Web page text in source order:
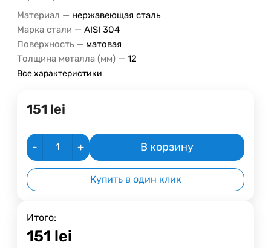
Материал — нержавеющая сталь
Марка стали — AISI 304
Поверхность — матовая
Толщина металла (мм) — 12
Все характеристики
151 lei
- + В корзину
Купить в один клик
Итого:
151 lei